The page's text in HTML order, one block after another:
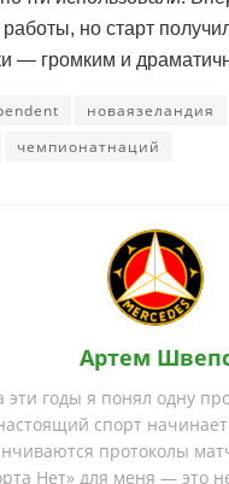
но старт
— громким и
новаязеландия
чемпионатнаций
Артем
эти годы я понял одну
спорт
протоколы
Нет» для меня — это